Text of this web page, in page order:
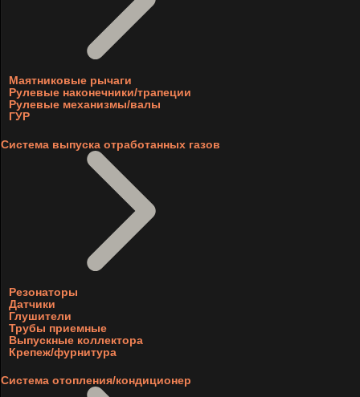
Маятниковые рычаги
Рулевые наконечники/трапеции
Рулевые механизмы/валы
ГУР
Система выпуска отработанных газов
Резонаторы
Датчики
Глушители
Трубы приемные
Выпускные коллектора
Крепеж/фурнитура
Система отопления/кондиционер